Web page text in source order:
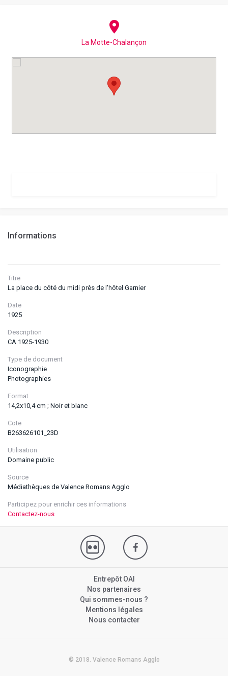
Informations
Titre
La place du côté du midi près de l'hôtel Garnier
Date
1925
Description
CA 1925-1930
Type de document
Iconographie
Photographies
Format
14,2x10,4 cm ; Noir et blanc
Cote
B263626101_23D
Utilisation
Domaine public
Source
Médiathèques de Valence Romans Agglo
Participez pour enrichir ces informations
Contactez-nous
La Motte-Chalançon
Entrepôt OAI
Nos partenaires
Qui sommes-nous ?
Mentions légales
Nous contacter
© 2018. Valence Romans Agglo